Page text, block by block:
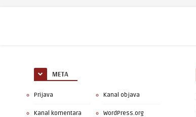
META
Prijava Kanal objava
Kanal komentara WordPress.org